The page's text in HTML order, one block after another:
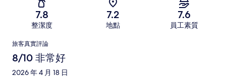
7.8
整潔度
7.2
地點
7.6
員工素質
評
論
旅客真實評論
8/10 非常好
2026 年 4 月 18 日